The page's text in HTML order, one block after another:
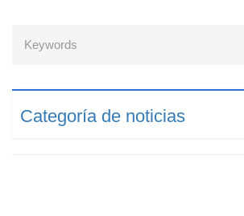
Categoría de noticias